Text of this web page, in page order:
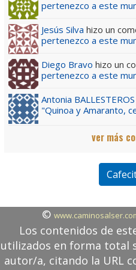
pertenezco a este
Jesús Silva hizo un
pertenezco a este
Diego Bravo hizo un
pertenezco a este
Antonia BALLESTEROS
"Quinoa y Amaranto,
ver más
©
Los contenidos de
utilizados en forma total
autor/a, citando la URL